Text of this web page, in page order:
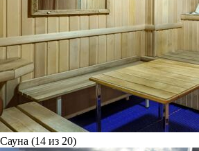
Сауна (14 из 20)